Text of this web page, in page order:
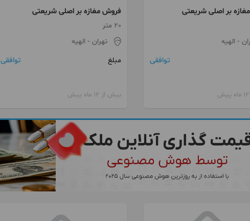
بر اصلی شریعتی
- الهیه
توافقی
فروش مغازه بر اصلی شریعتی
20 متر
تهران- الهیه
مبلغ
توافقی
بیش از 12 ماه پیش